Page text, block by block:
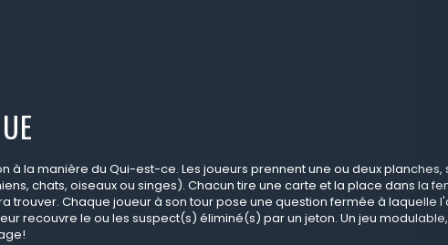
à la manière du Qui-est-ce. Les joueurs prennent une ou deux
chats, oiseaux ou singes). Chacun tire une carte et la place dans la
trouver. Chaque joueur à son tour pose une question fermée à laquelle
recouvre le ou les suspect(s) éliminé(s) par un jeton. Un jeu